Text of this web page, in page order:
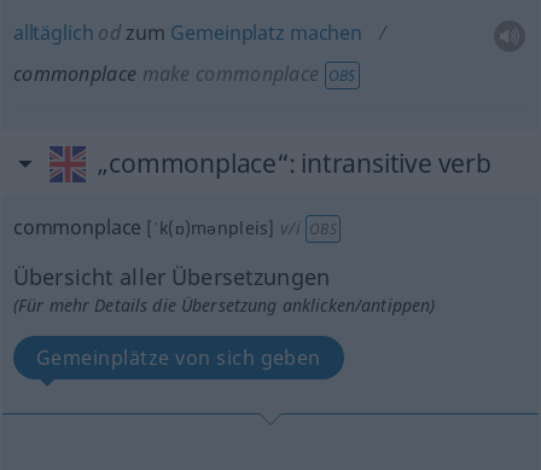
alltäglich odzum Gemeinplatz machen
commonplace make commonplace OBS
„commonplace“: intransitive verb
commonplace [ˈk(ɒ)mənpleis] v/i OBS
Übersicht aller Übersetzungen
(Für mehr Details die Übersetzung anklicken/antippen)
Gemeinplätze von sich geben